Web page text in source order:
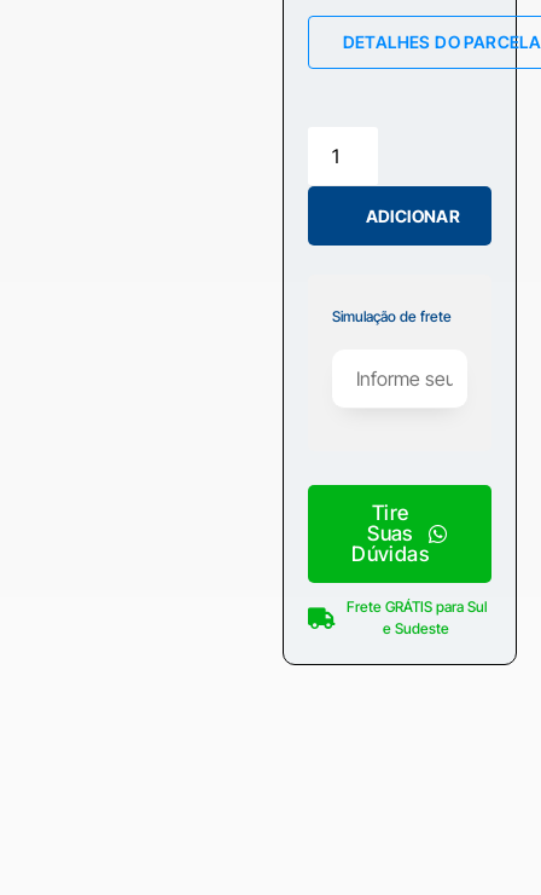
DETALHES DO
ADICIONAR
Simulação de frete
Tire
Suas
Dúvidas
Frete GRÁTIS para Sul
e Sudeste